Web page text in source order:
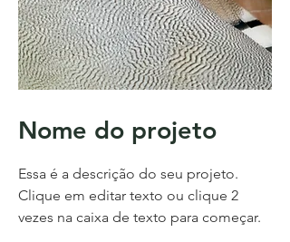
Nome do projeto
Essa é a descrição do seu projeto.
Clique em editar texto ou clique 2
vezes na caixa de texto para começar.